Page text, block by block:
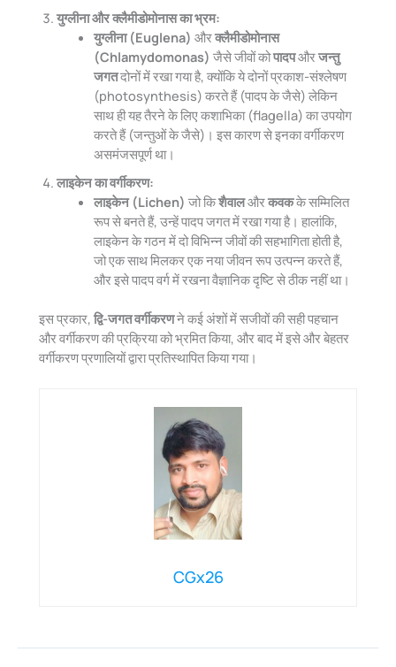
युग्लीना और क्लैमीडोमोनास का भ्रम:
युग्लीना (Euglena) औरक्लैमीडोमोनास
(Chlamydomonas) जैसे जीवों कोपादपऔरजन्तु
जगतदोनों में रखा गया है, क्योंकि ये दोनों प्रकाश-संश्लेषण
(photosynthesis) करते हैं (पादप के जैसे) लेकिन
साथ ही यह तैरने के लिए कशाभिका (flagella) का उपयोग
करते हैं (जन्तुओं के जैसे)। इस कारण से इनका वर्गीकरण
असमंजसपूर्ण था।
लाइकेन का वर्गीकरण:
लाइकेन (Lichen) जो किशैवालऔरकवकके सम्मिलित
रूप से बनते हैं, उन्हें पादप जगत में रखा गया है। हालांकि,
लाइकेन के गठन में दो विभिन्न जीवों की सहभागिता होती है,
जो एक साथ मिलकर एक नया जीवन रूप उत्पन्न करते हैं,
और इसे पादप वर्ग में रखना वैज्ञानिक दृष्टि से ठीक नहीं था।
इस प्रकार, द्वि-जगत वर्गीकरणने कई अंशों में सजीवों की सही पहचान
और वर्गीकरण की प्रक्रिया को भ्रमित किया, और बाद में इसे और बेहतर
वर्गीकरण प्रणालियों द्वारा प्रतिस्थापित किया गया।
CGx26